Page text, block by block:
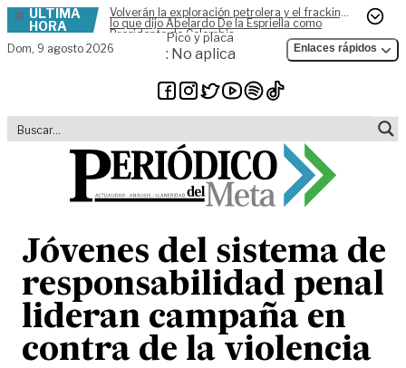
Skip to content
ÚLTIMA
HORA
Volverán la exploración petrolera y el fracking,
lo que dijo Abelardo De la Espriella como
Presidente de Colombia
Dom, 9 agosto 2026
Pico y placa
: No aplica Enlaces rápidos
Jóvenes del sistema de
responsabilidad penal
lideran campaña en
contra de la violencia